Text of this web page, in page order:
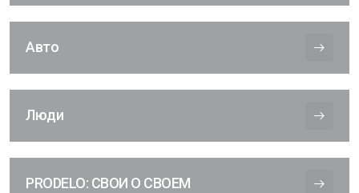
Авто
Люди
PRODELO: СВОИ О СВОЕМ